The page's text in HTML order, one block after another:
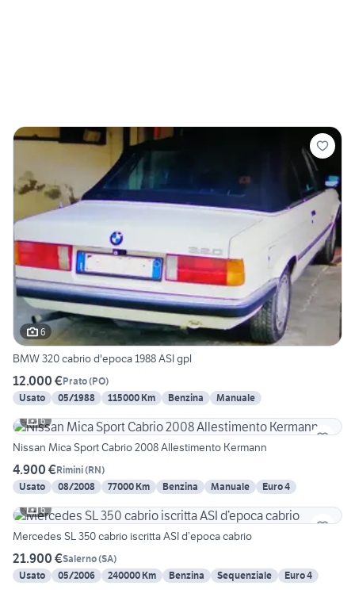
6
BMW 320 cabrio d'epoca 1988 ASI gpl
12.000 €Prato(PO)
Usato
05/1988 115000 Km Benzina
Manuale
6
Nissan Mica Sport Cabrio 2008 Allestimento Kermann
4.900 €Rimini(RN)
Usato
08/2008 77000 Km Benzina Manuale
Euro 4
6
Mercedes SL 350 cabrio iscritta ASI d’epoca cabrio
21.900 €Salerno(SA)
Usato
05/2006 240000 Km Benzina Sequenziale Euro 4